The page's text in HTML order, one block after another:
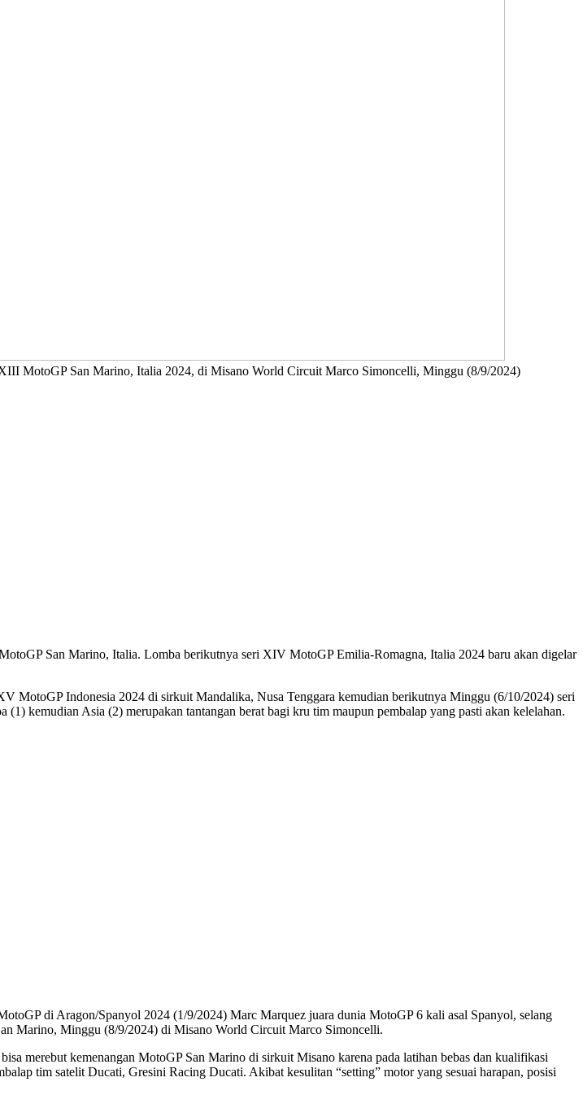
MotoGP San Marino, Italia 2024, di Misano World Circuit Marco Simoncelli, Minggu (8/9/2024)
San Marino, Italia. Lomba berikutnya seri XIV MotoGP Emilia-Romagna, Italia 2024 baru akan digelar
MotoGP Indonesia 2024 di sirkuit Mandalika, Nusa Tenggara kemudian berikutnya Minggu (6/10/2024) seri
kemudian Asia (2) merupakan tantangan berat bagi kru tim maupun pembalap yang pasti akan kelelahan.
di Aragon/Spanyol 2024 (1/9/2024) Marc Marquez juara dunia MotoGP 6 kali asal Spanyol, selang
Marino, Minggu (8/9/2024) di Misano World Circuit Marco Simoncelli.
merebut kemenangan MotoGP San Marino di sirkuit Misano karena pada latihan bebas dan kualifikasi
tim satelit Ducati, Gresini Racing Ducati. Akibat kesulitan “setting” motor yang sesuai harapan, posisi